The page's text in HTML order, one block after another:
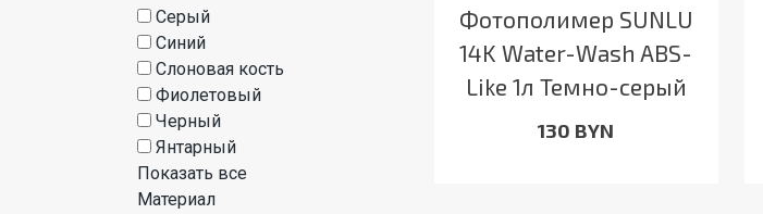
Серый
Синий
Слоновая кость
Фиолетовый
Черный
Янтарный
Показать все
Материал
Фотополимер SUNLU
14K Water-Wash ABS-
Like 1л Темно-серый
130 BYN